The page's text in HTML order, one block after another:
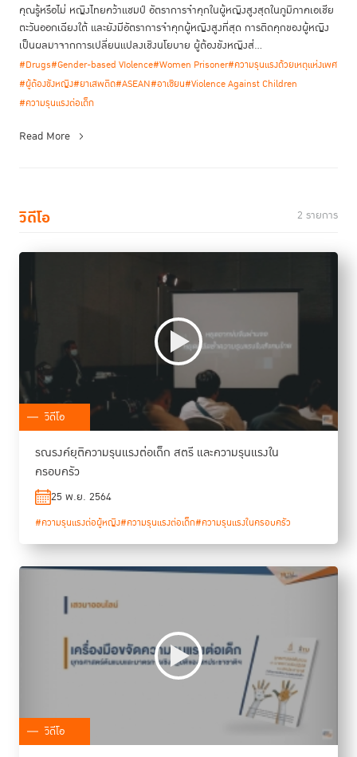
คุณรู้หรือไม่ หญิงไทยคว้าแชมป์ อัตราการจำคุกในผู้หญิงสูงสุดในภูมิภาคเอเชีย
ตะวันออกเฉียงใต้ และยังมีอัตราการจำคุกผู้หญิงสูงที่สุด การติดคุกของผู้หญิง
เป็นผลมาจากการเปลี่ยนแปลงเชิงนโยบาย ผู้ต้องขังหญิงส่...
#Drugs#Gender-based VIolence#Women Prisoner#ความรุนแรงด้วยเหตุแห่งเพศ
#ผู้ต้องขังหญิง#ยาเสพติด#ASEAN#อาเซียน#Violence Against Children
#ความรุนแรงต่อเด็ก
Read More
วิดีโอ 2 รายการ
วิดีโอ
รณรงค์ยุติความรุนแรงต่อเด็ก สตรี และความรุนแรงใน
ครอบครัว
25 พ.ย. 2564
#ความรุนแรงต่อผู้หญิง#ความรุนแรงต่อเด็ก#ความรุนแรงในครอบครัว
วิดีโอ